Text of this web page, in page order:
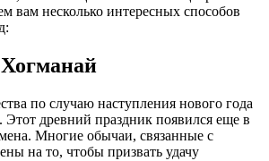
вам несколько интересных способов
по случаю наступления нового года
древний праздник появился еще в
Многие обычаи, связанные с
на то, чтобы призвать удачу